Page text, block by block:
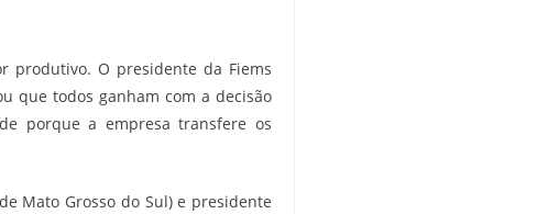
produtivo. O presidente da Fiems
que todos ganham com a decisão
porque a empresa transfere os
Mato Grosso do Sul) e presidente